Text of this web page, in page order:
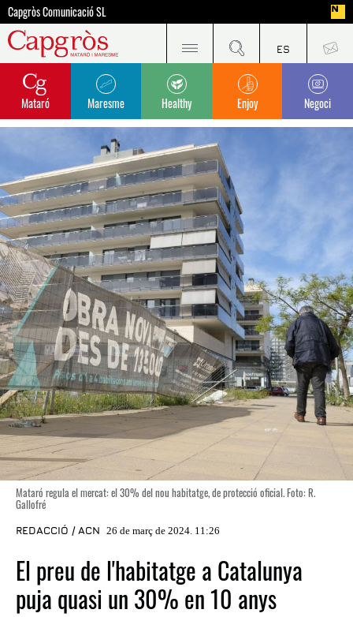
Capgròs Comunicació SL
Mataró Maresme Healthy Enjoy Negoci
Mataró regula el mercat: el 30% del nou habitatge, de protecció oficial. Foto: R.
Gallofré
REDACCIÓ / ACN 26 de març de 2024. 11:26
El preu de l'habitatge a Catalunya
puja quasi un 30% en 10 anys